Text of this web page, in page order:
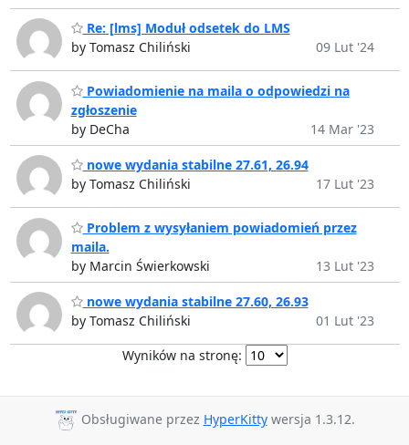
Re: [lms] Moduł odsetek do LMS
by Tomasz Chiliński
09 Lut '24
Powiadomienie na maila o odpowiedzi na
zgłoszenie
by DeCha
14 Mar '23
nowe wydania stabilne 27.61, 26.94
by Tomasz Chiliński
17 Lut '23
Problem z wysyłaniem powiadomień przez
maila.
by Marcin Świerkowski
13 Lut '23
nowe wydania stabilne 27.60, 26.93
by Tomasz Chiliński
01 Lut '23
Wyników na stronę:
Obsługiwane przez HyperKittywersja 1.3.12.